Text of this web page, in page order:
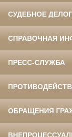
СУДЕБНОЕ
СПРАВОЧНАЯ
ПРЕСС-СЛУЖБА
ОБРАЩЕНИЯ